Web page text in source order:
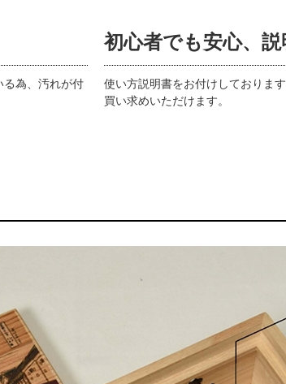
る為、汚れが付
初心者でも安心、説
使い方説明書をお付けしておりま
買い求めいただけます。